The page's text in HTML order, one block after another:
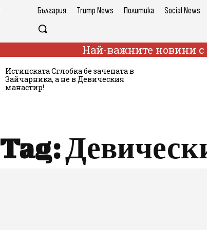
България Trump News Политика Social News
Най-важните новини с
Истинската Сглобка бе зачената в
Зайчарника, а не в Девическия
манастир!
Tag: